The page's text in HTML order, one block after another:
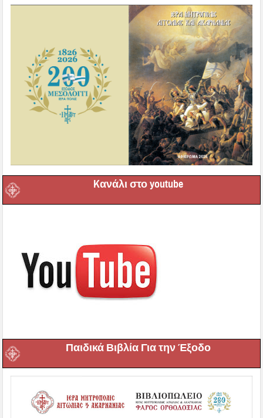
Kανάλι στο youtube
Παιδικά Βιβλία Για την Έξοδο